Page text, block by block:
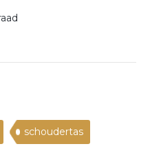
schoudertas